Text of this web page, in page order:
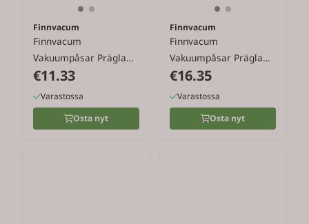
Finnvacum
Finnvacum
Vakuumpåsar Präglade
150x250mm
€11.33
Varastossa
Osta nyt
Finnvacum
Finnvacum
Vakuumpåsar Präglade
200x300 mm
€16.35
Varastossa
Osta nyt